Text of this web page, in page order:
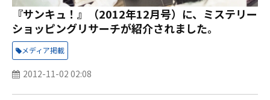
『サンキュ！』（2012年12月号）に、ミステリー
ショッピングリサーチが紹介されました。
メディア掲載
2012-11-02 02:08